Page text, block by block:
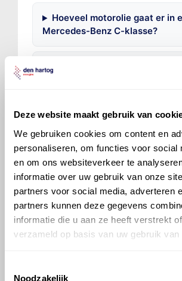
Deze website maakt gebruik van
We gebruiken cookies om content en
personaliseren, om functies voor social
en om ons websiteverkeer te
informatie over uw gebruik van onze
partners voor social media, adverteren
partners kunnen deze gegevens
informatie die u aan ze heeft verstrekt
verzameld op basis van uw gebruik
Noodzakelijk
Hoeveel motorolie gaat er in
Mercedes-Benz C-klasse?
Hoe vaak moet de motorolie
worden bij een Mercedes-Benz
Voor welke onderdelen van
Mercedes-Benz C-klasse is
productadvies beschikbaar?
©OlyslagerAlle rechten